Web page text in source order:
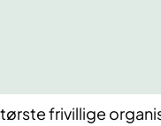
frivillige